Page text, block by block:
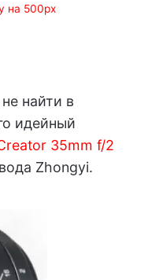
на 500px
найти в
идейный
35mm f/2
Zhongyi.